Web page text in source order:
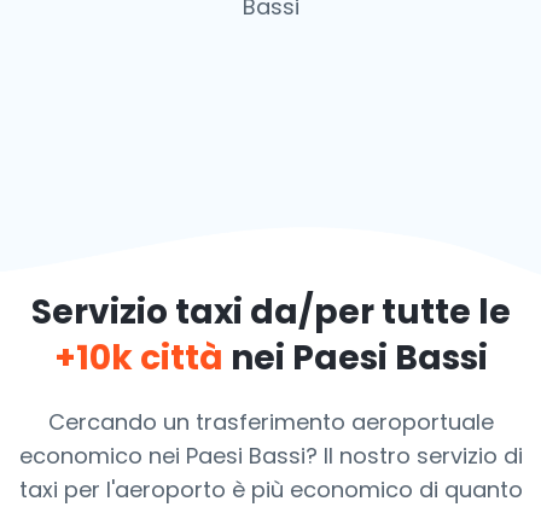
Bassi
Servizio taxi da/per tutte le
+10k città nei Paesi Bassi
Cercando un trasferimento aeroportuale
economico nei Paesi Bassi? Il nostro servizio di
taxi per l'aeroporto è più economico di quanto